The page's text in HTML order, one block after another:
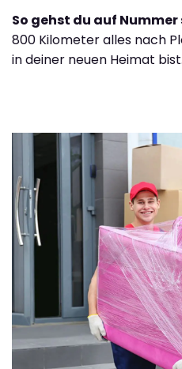
So gehst du auf Nummer
800 Kilometer alles nach
in deiner neuen Heimat bist.